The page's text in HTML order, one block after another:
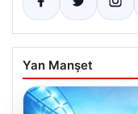
Yan Manşet